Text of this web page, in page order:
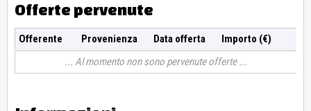
Offerte pervenute
Offerente Provenienza Data offerta
Importo (€)
Al momento non sono pervenute offerte